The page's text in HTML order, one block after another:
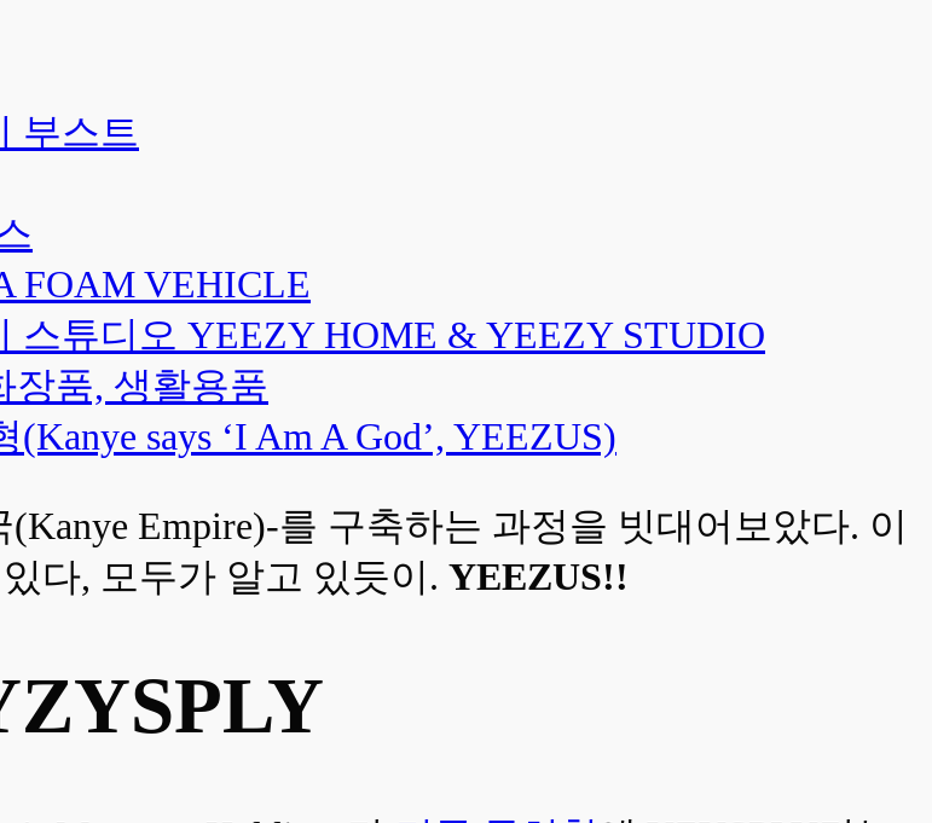
부스트
FOAM VEHICLE
스튜디오 YEEZY HOME & YEEZY STUDIO
장품, 생활용품
says ‘I Am A God’, YEEZUS)
Empire)-를 구축하는 과정을 빗대어보았다. 이
다, 모두가 알고 있듯이. YEEZUS!!